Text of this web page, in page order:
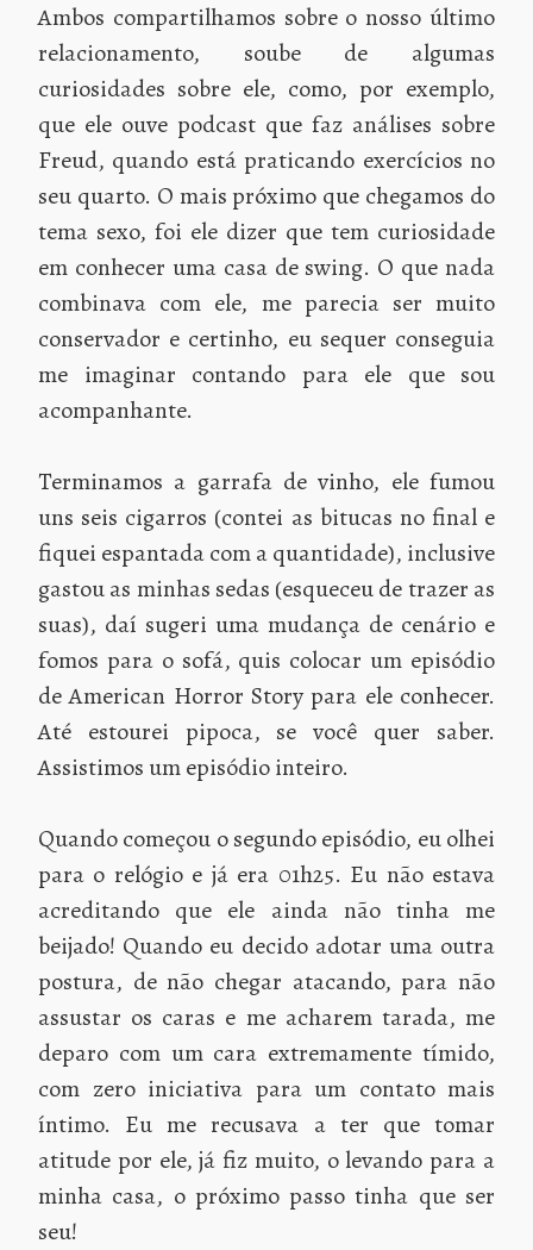
Ambos compartilhamos sobre o nosso último
relacionamento, soube de algumas
curiosidades sobre ele, como, por exemplo,
que ele ouve podcast que faz análises sobre
Freud, quando está praticando exercícios no
seu quarto. O mais próximo que chegamos do
tema sexo, foi ele dizer que tem curiosidade
em conhecer uma casa de swing. O que nada
combinava com ele, me parecia ser muito
conservador e certinho, eu sequer conseguia
me imaginar contando para ele que sou
acompanhante.
Terminamos a garrafa de vinho, ele fumou
uns seis cigarros (contei as bitucas no final e
fiquei espantada com a quantidade), inclusive
gastou as minhas sedas (esqueceu de trazer as
suas), daí sugeri uma mudança de cenário e
fomos para o sofá, quis colocar um episódio
de American Horror Story para ele conhecer.
Até estourei pipoca, se você quer saber.
Assistimos um episódio inteiro.
Quando começou o segundo episódio, eu olhei
para o relógio e já era 01h25. Eu não estava
acreditando que ele ainda não tinha me
beijado! Quando eu decido adotar uma outra
postura, de não chegar atacando, para não
assustar os caras e me acharem tarada, me
deparo com um cara extremamente tímido,
com zero iniciativa para um contato mais
íntimo. Eu me recusava a ter que tomar
atitude por ele, já fiz muito, o levando para a
minha casa, o próximo passo tinha que ser
seu!